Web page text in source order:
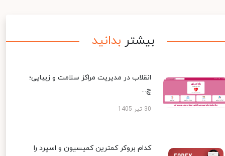
بیشتر بدانید
انقلاب در مدیریت مراکز سلامت و زیبایی؛
چ...
30 تیر 1405
کدام بروکر کمترین کمیسیون و اسپرد را